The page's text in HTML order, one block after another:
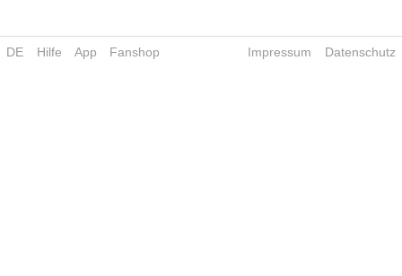
DE Hilfe App Fanshop Impressum Datenschutz